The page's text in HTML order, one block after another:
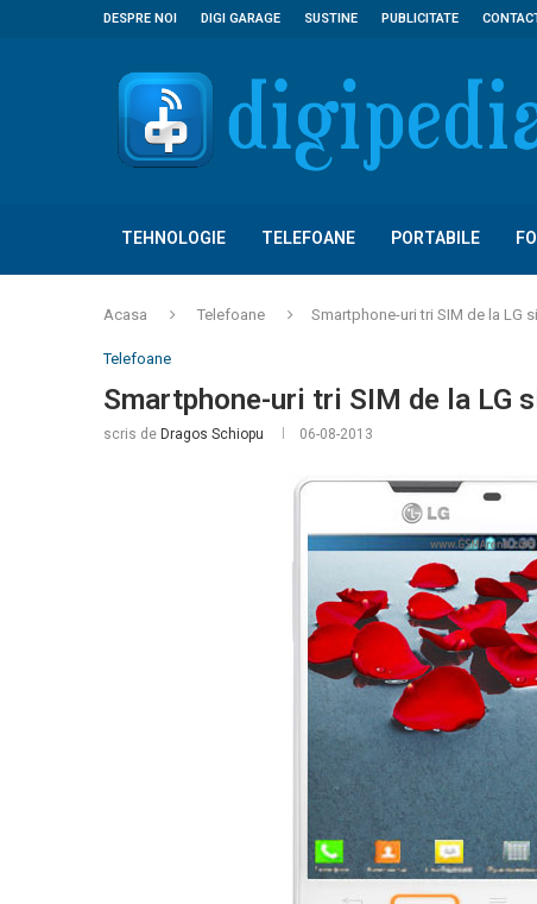
DESPRE NOI DIGI GARAGE SUSTINE PUBLICITATE
TEHNOLOGIE TELEFOANE PORTABILE
Acasa Telefoane Smartphone-uri tri SIM de la LG
Telefoane
Smartphone-uri tri SIM de la LG
scris de Dragos Schiopu 06-08-2013